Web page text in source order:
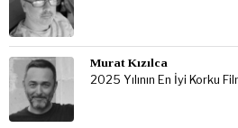
Murat Kızılca
2025 Yılının En İyi Korku